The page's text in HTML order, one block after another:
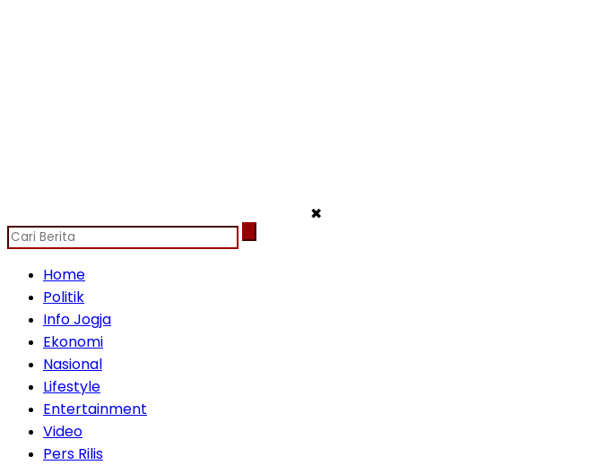
✖
Home
Politik
Info Jogja
Ekonomi
Nasional
Lifestyle
Entertainment
Video
Pers Rilis